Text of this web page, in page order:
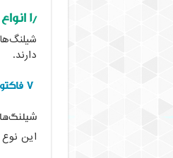
۱٫ انواع شیلنگ‌های آب بر اساس مواد ساخت
دارند.
۷ فاکتور ضروری که هنگام استفاده از شیلنگ‌های فلزی باید بدانید
این